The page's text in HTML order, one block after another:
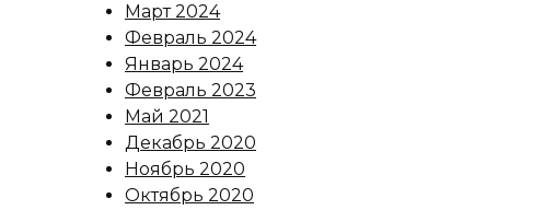
Март 2024
Февраль 2024
Январь 2024
Февраль 2023
Май 2021
Декабрь 2020
Ноябрь 2020
Октябрь 2020